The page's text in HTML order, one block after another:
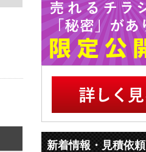
新着情報・見積依頼